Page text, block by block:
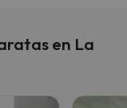
en La